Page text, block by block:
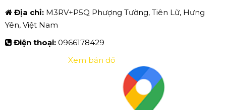
Địa chỉ: M3RV+P5Q Phượng Tường, Tiên Lữ, Hưng
Yên, Việt Nam
Điện thoại: 0966178429
Xem bản đồ